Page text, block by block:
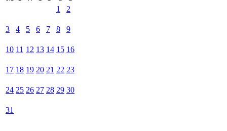
1
2
3 4 5 6 7 8 9
10 11 12 13 14 15 16
17 18 19 20 21 22 23
24 25 26 27 28 29 30
31